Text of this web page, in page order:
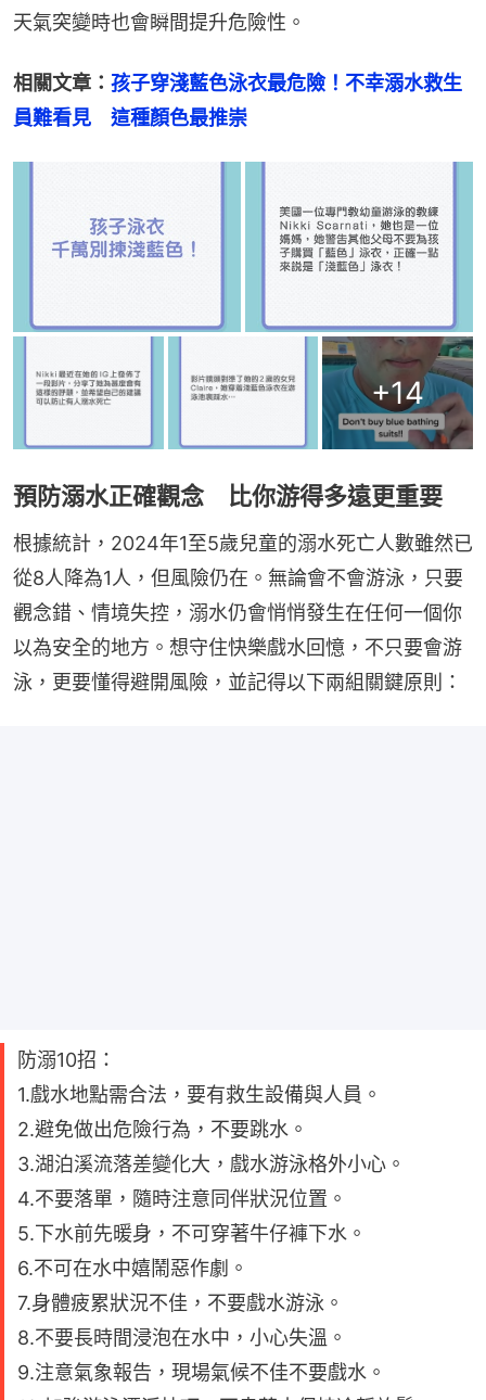
天氣突變時也會瞬間提升危險性。
相關文章： 孩子穿淺藍色泳衣最危險！不幸溺水救生
員難看見　這種顏色最推崇
+14
預防溺水正確觀念 比你游得多遠更重要
根據統計，2024年1至5歲兒童的溺水死亡人數雖然已
從8人降為1人，但風險仍在。無論會不會游泳，只要
觀念錯、情境失控，溺水仍會悄悄發生在任何一個你
以為安全的地方。想守住快樂戲水回憶，不只要會游
泳，更要懂得避開風險，並記得以下兩組關鍵原則：
防溺10招：
1.戲水地點需合法，要有救生設備與人員。
2.避免做出危險行為，不要跳水。
3.湖泊溪流落差變化大，戲水游泳格外小心。
4.不要落單，隨時注意同伴狀況位置。
5.下水前先暖身，不可穿著牛仔褲下水。
6.不可在水中嬉鬧惡作劇。
7.身體疲累狀況不佳，不要戲水游泳。
8.不要長時間浸泡在水中，小心失溫。
9.注意氣象報告，現場氣候不佳不要戲水。